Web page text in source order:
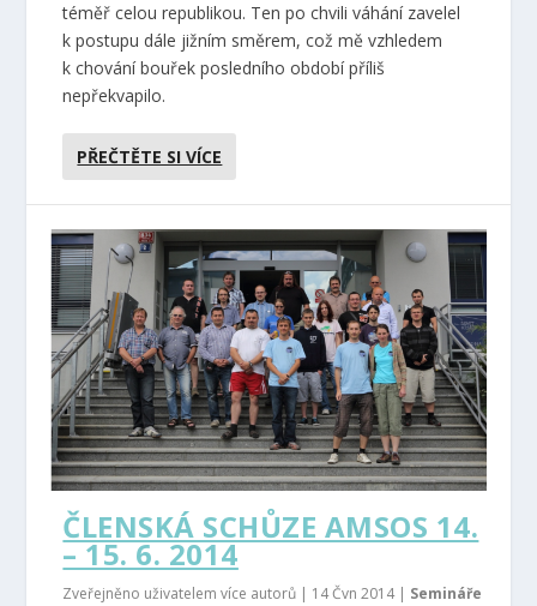
téměř celou republikou. Ten po chvili váhání zavelel
k postupu dále jižním směrem, což mě vzhledem
k chování bouřek posledního období příliš
nepřekvapilo.
PŘEČTĚTE SI VÍCE
ČLENSKÁ SCHŮZE AMSOS 14.
– 15. 6. 2014
Zveřejněno uživatelem více autorů | 14 Čvn 2014| Semináře